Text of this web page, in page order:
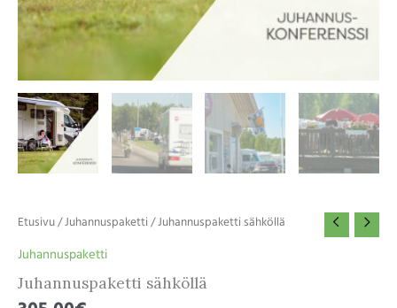
Etusivu /Juhannuspaketti / Juhannuspaketti sähköllä
Juhannuspaketti
Juhannuspaketti sähköllä